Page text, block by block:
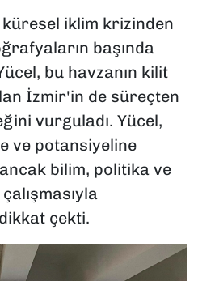
küresel iklim krizinden
başında
bu havzanın kilit
İzmir'in de süreçten
vurguladı. Yücel,
ve potansiyeline
bilim, politika ve
çekti.